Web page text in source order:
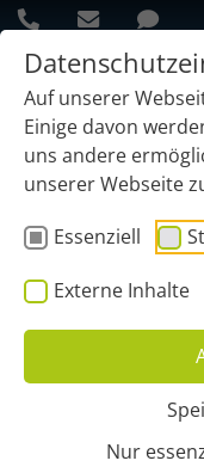
Auf unserer
Einige davon
uns andere
unserer Webseite
Essenziell
Externe Inhalte
Nur